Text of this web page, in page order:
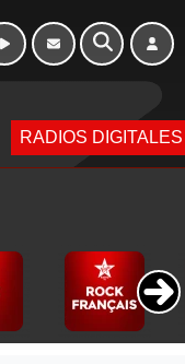
RADIOS DIGITALES
Morning - 6h à 10h